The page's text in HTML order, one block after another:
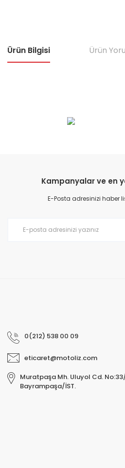
Ürün Bilgisi Ürün
Görüş ve önerileriniz için teşekkür
Ürün fiyatı diğer sitelerden daha
Bu ürüne benzer farklı alternatifler
Kampanyalar ve en
E-Posta adresinizi haber
0(212) 538 00 09
eticaret@motoliz.com
Muratpaşa Mh. Uluyol Cd.
Bayrampaşa/İST.